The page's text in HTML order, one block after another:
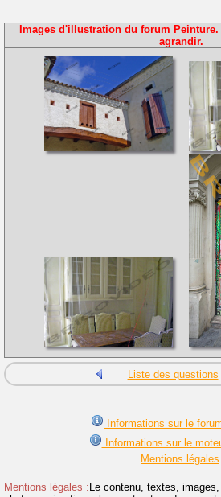
Images d'illustration du forum
agrandir.
Liste des questions
Informations sur le
Informations sur le
Mentions légales
Mentions légales : Le contenu, textes,